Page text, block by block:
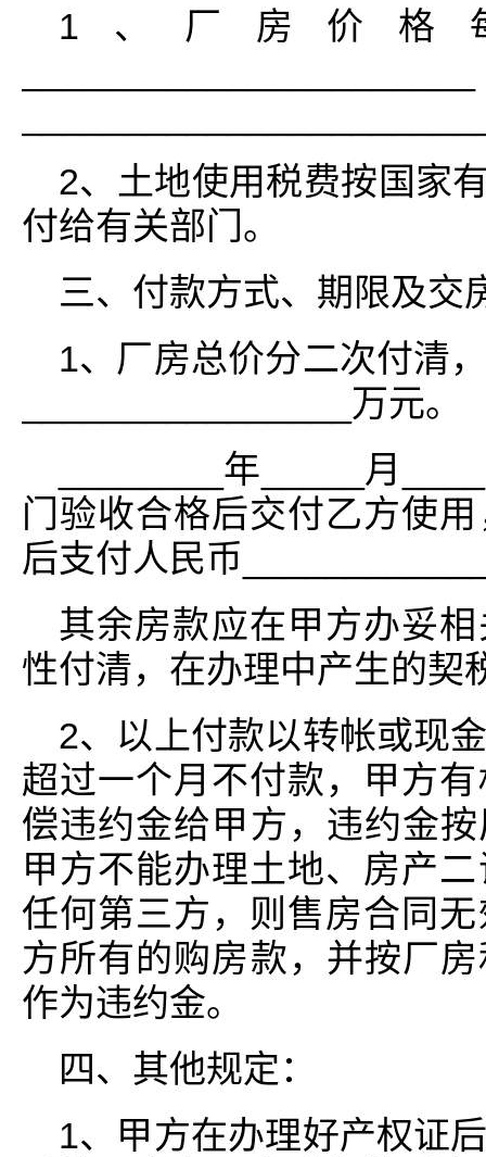
1、厂房价格
2、土地使用税费按国家
付给有关部门。
三、付款方式、期限及交
1、厂房总价分二次付清
________________万元。
________年_____月
门验收合格后交付乙方使
后支付人民币
其余房款应在甲方办妥
性付清，在办理中产生的契
2、以上付款以转帐或现
超过一个月不付款，甲方
偿违约金给甲方，违约金
甲方不能办理土地、房产
任何第三方，则售房合同
方所有的购房款，并按厂
作为违约金。
四、其他规定：
1、甲方在办理好产权证